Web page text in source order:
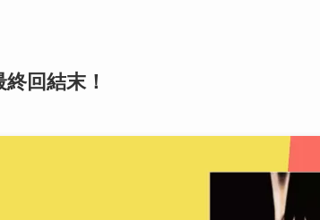
回結末！